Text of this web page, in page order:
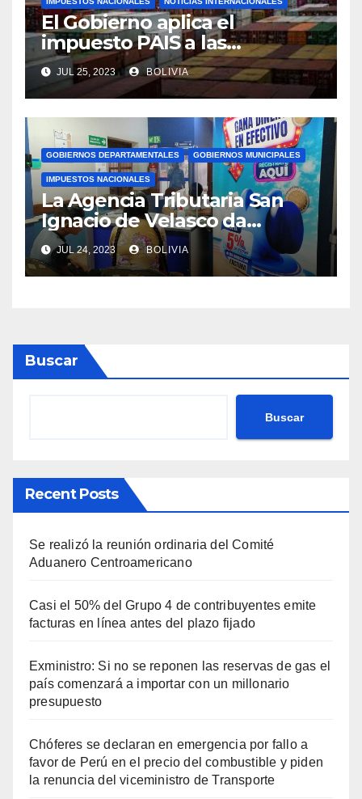
El Gobierno aplica el
impuesto PAIS a las
importaciones de algunos
bienes y servicios
JUL 25, 2023 BOLIVIA
GOBIERNOS DEPARTAMENTALES GOBIERNOS MUNICIPALES
IMPUESTOS NACIONALES
La Agencia Tributaria San
Ignacio de Velasco da
asistencia tributaria a
municipios aledaño
JUL 24, 2023 BOLIVIA
Buscar
Buscar
Recent Posts
Se realizó la reunión ordinaria del Comité
Aduanero Centroamericano
Casi el 50% del Grupo 4 de contribuyentes emite
facturas en línea antes del plazo fijado
Exministro: Si no se reponen las reservas de gas el
país comenzará a importar con un millonario
presupuesto
Chóferes se declaran en emergencia por fallo a
favor de Perú en el precio del combustible y piden
la renuncia del viceministro de Transporte